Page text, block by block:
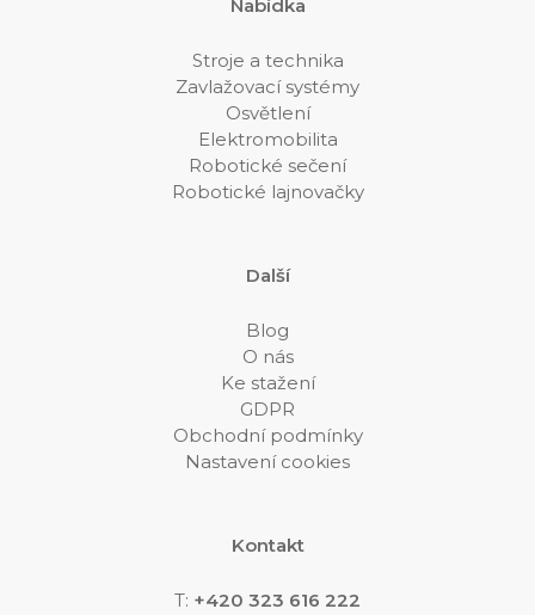
Nabídka
Stroje a technika
Zavlažovací systémy
Osvětlení
Elektromobilita
Robotické sečení
Robotické lajnovačky
Další
Blog
O nás
Ke stažení
GDPR
Obchodní podmínky
Nastavení cookies
Kontakt
T: +420 323 616 222